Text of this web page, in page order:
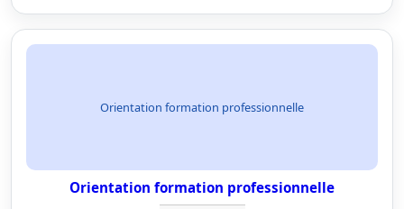
Orientation formation professionnelle
Orientation formation professionnelle